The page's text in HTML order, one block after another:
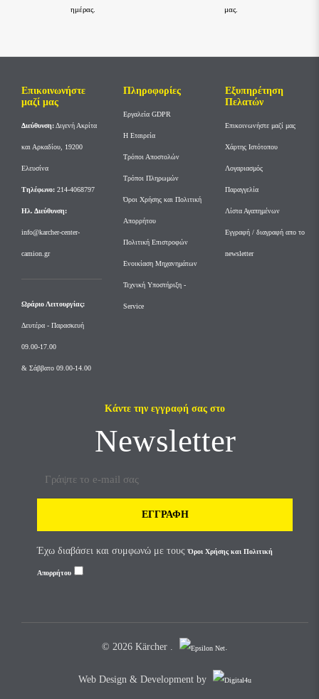
ημέρας.
μας.
Επικοινωνήστε
μαζί μας
Διεύθυνση:Διγενή Ακρίτα
και Αρκαδίου, 19200
Ελευσίνα
Tηλέφωνο: 214-4068797
Ηλ. Διεύθυνση:
info@karcher-center-
camion.gr
Ωράριο Λειτουργίας:
Δευτέρα - Παρασκευή
09.00-17.00
& Σάββατο 09.00-14.00
Πληροφορίες
Εργαλεία GDPR
Η Εταιρεία
Τρόποι Αποστολών
Τρόποι Πληρωμών
Όροι Χρήσης και Πολιτική
Απορρήτου
Πολιτική Επιστροφών
Ενοικίαση Μηχανημάτων
Τεχνική Υποστήριξη -
Service
Εξυπηρέτηση
Πελατών
Επικοινωνήστε μαζί μας
Χάρτης Ιστότοπου
Λογαριασμός
Παραγγελία
Λίστα Αγαπημένων
Εγγραφή / διαγραφή απο το
newsletter
Κάντε την εγγραφή σας στο
Newsletter
ΕΓΓΡΑΦΉ
Έχω διαβάσει και συμφωνώ με τουςΌροι Χρήσης και Πολιτική
Απορρήτου
© 2026 Kärcher . .
Web Design & Development by